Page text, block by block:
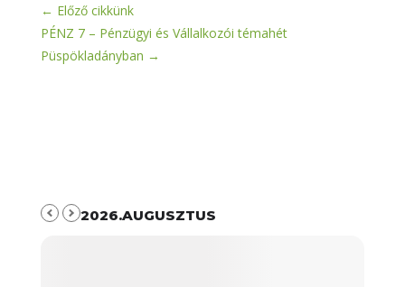
← Előző cikkünk
PÉNZ 7 – Pénzügyi és Vállalkozói témahét
Püspökladányban →
2026.AUGUSZTUS